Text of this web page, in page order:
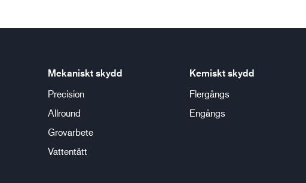
Mekaniskt skydd
Precision
Allround
Grovarbete
Vattentätt
Kemiskt skydd
Flergångs
Engångs